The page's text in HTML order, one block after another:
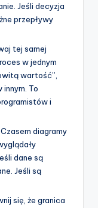
Jeśli decyzja
przepływy
tej samej
w jednym
wartość”,
innym. To
i
Czasem diagramy
dane są
Jeśli są
się, że granica